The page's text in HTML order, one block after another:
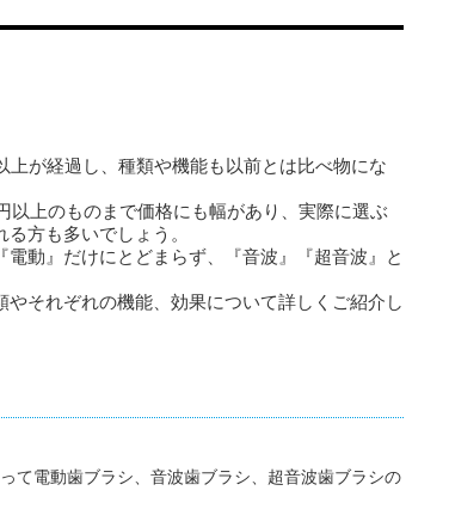
が経過し、種類や機能も以前とは比べ物にな
上のものまで価格にも幅があり、実際に選ぶ
方も多いでしょう。
動』だけにとどまらず、『音波』『超音波』と
それぞれの機能、効果について詳しくご紹介し
て電動歯ブラシ、音波歯ブラシ、超音波歯ブラシの